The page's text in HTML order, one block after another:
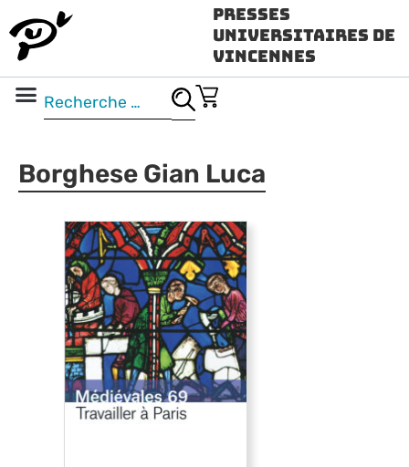
Presses
Universitaires de
Vincennes
Borghese Gian Luca